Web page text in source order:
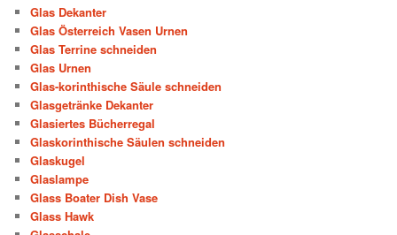
Glas Dekanter
Glas Österreich Vasen Urnen
Glas Terrine schneiden
Glas Urnen
Glas-korinthische Säule schneiden
Glasgetränke Dekanter
Glasiertes Bücherregal
Glaskorinthische Säulen schneiden
Glaskugel
Glaslampe
Glass Boater Dish Vase
Glass Hawk